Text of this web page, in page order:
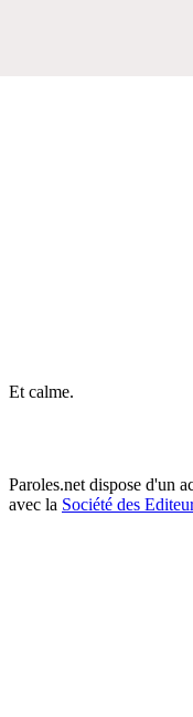
Et calme.
Paroles.net dispose d'un
avec la Société des